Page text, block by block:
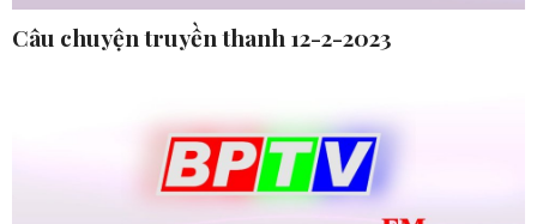
Câu chuyện truyền thanh 12-2-2023